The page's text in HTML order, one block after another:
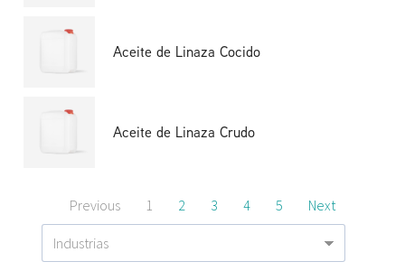
Aceite de Linaza Cocido
Aceite de Linaza Crudo
Previous 1 2 3 4 5 Next